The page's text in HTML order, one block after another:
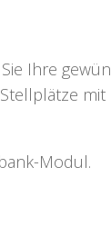
Ihre
Modul.